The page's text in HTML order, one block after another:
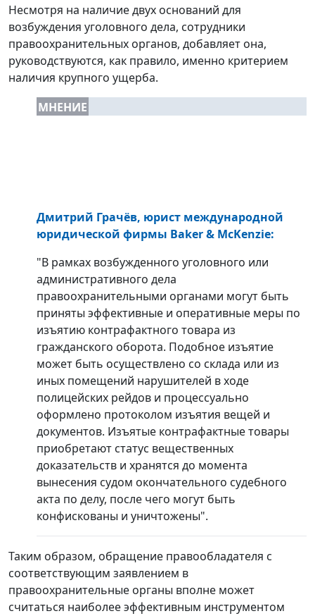
Несмотря на наличие двух оснований для
возбуждения уголовного дела, сотрудники
правоохранительных органов, добавляет она,
руководствуются, как правило, именно критерием
наличия крупного ущерба.
МНЕНИЕ
Дмитрий Грачёв, юрист международной
юридической фирмы Baker & McKenzie:
"В рамках возбужденного уголовного или
административного дела
правоохранительными органами могут быть
приняты эффективные и оперативные меры по
изъятию контрафактного товара из
гражданского оборота. Подобное изъятие
может быть осуществлено со склада или из
иных помещений нарушителей в ходе
полицейских рейдов и процессуально
оформлено протоколом изъятия вещей и
документов. Изъятые контрафактные товары
приобретают статус вещественных
доказательств и хранятся до момента
вынесения судом окончательного судебного
акта по делу, после чего могут быть
конфискованы и уничтожены".
Таким образом, обращение правообладателя с
соответствующим заявлением в
правоохранительные органы вполне может
считаться наиболее эффективным инструментом